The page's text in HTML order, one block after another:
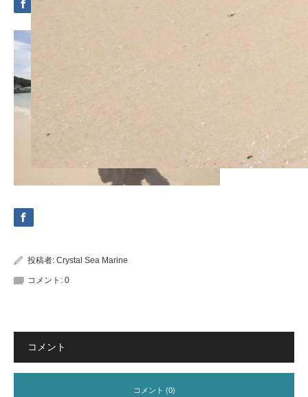
投稿者: Crystal Sea Marine
コメント: 0
コメント
コメント (0)